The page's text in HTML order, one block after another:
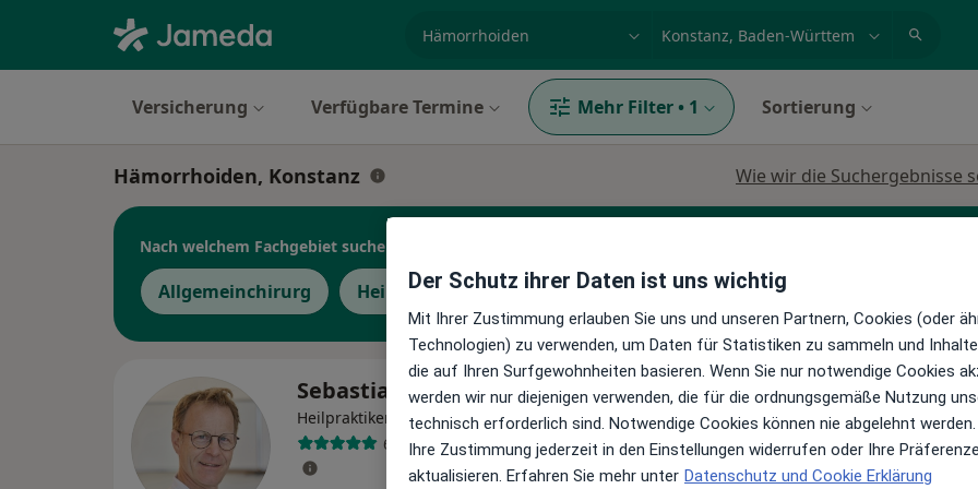
Versicherung Verfügbare Termine Mehr Filter • 1 Sortierung
Hämorrhoiden, Konstanz Wie wir die Suchergebnisse
Nach welchem Fachgebiet suchen Sie?
Allgemeinchirurg Heilpraktiker Phlebologe
Sebastian Graf
Heilpraktiker Mehr
63 Bewertungen
Heute Morgen Sa, So,
9 Aug
Der Schutz ihrer Daten ist uns wichtig
Mit Ihrer Zustimmung erlauben Sie uns und unseren Partnern, Cookies (oder
Technologien) zu verwenden, um Daten für Statistiken zu sammeln und
die auf Ihren Surfgewohnheiten basieren. Wenn Sie nur notwendige Cookies
werden wir nur diejenigen verwenden, die für die ordnungsgemäße Nutzung
technisch erforderlich sind. Notwendige Cookies können nie abgelehnt werden.
Ihre Zustimmung jederzeit in den Einstellungen widerrufen oder Ihre
aktualisieren. Erfahren Sie mehr unter Datenschutz und Cookie Erklärung